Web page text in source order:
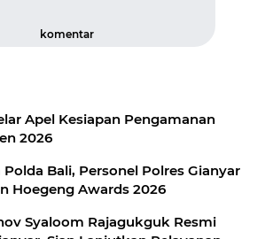
komentar
Apel Kesiapan Pengamanan
2026
Bali, Personel Polres Gianyar
Hoegeng Awards 2026
Syaloom Rajagukguk Resmi